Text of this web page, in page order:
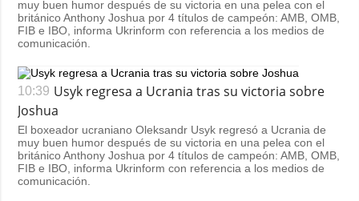
muy buen humor después de su victoria en una pelea con el
británico Anthony Joshua por 4 títulos de campeón: AMB, OMB,
FIB e IBO, informa Ukrinform con referencia a los medios de
comunicación.
10:39 Usyk regresa a Ucrania tras su victoria sobre
Joshua
El boxeador ucraniano Oleksandr Usyk regresó a Ucrania de
muy buen humor después de su victoria en una pelea con el
británico Anthony Joshua por 4 títulos de campeón: AMB, OMB,
FIB e IBO, informa Ukrinform con referencia a los medios de
comunicación.